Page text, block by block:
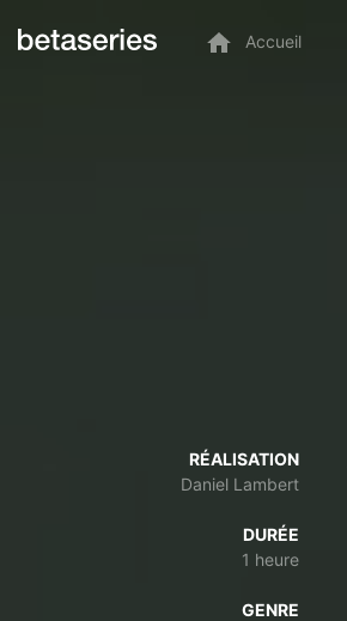
Accueil
RÉALISATION
Daniel Lambert
DURÉE
1 heure
GENRE